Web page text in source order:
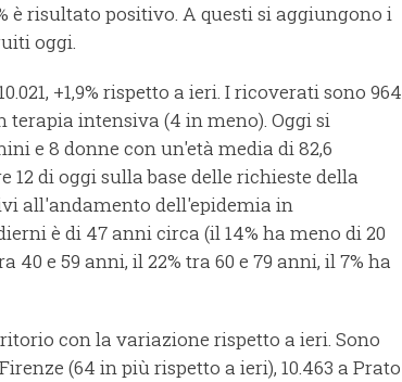
è risultato positivo. A questi si aggiungono i
oggi.
+1,9% rispetto a ieri. I ricoverati sono 964
terapia intensiva (4 in meno). Oggi si
e 8 donne con un'età media di 82,6
12 di oggi sulla base delle richieste della
all'andamento dell'epidemia in
è di 47 anni circa (il 14% ha meno di 20
40 e 59 anni, il 22% tra 60 e 79 anni, il 7% ha
con la variazione rispetto a ieri. Sono
(64 in più rispetto a ieri), 10.463 a Prato